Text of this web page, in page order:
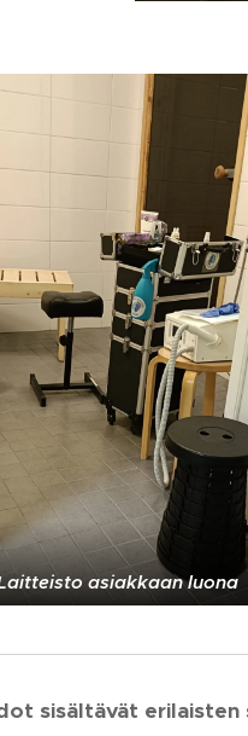
asiakkaan luona
sisältävät erilaisten